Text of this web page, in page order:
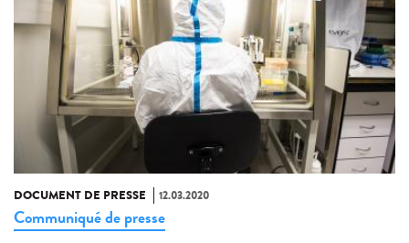
DOCUMENT DE PRESSE 12.03.2020
Communiqué de presse